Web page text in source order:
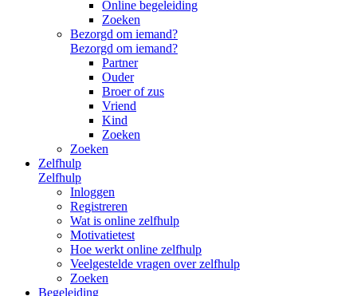
Online begeleiding
Zoeken
Bezorgd om iemand?
Bezorgd om iemand?
Partner
Ouder
Broer of zus
Vriend
Kind
Zoeken
Zoeken
Zelfhulp
Zelfhulp
Inloggen
Registreren
Wat is online zelfhulp
Motivatietest
Hoe werkt online zelfhulp
Veelgestelde vragen over zelfhulp
Zoeken
Begeleiding